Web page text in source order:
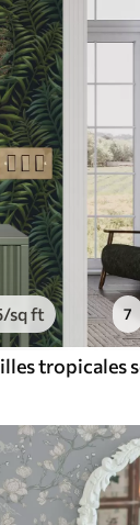
/sq ft 7